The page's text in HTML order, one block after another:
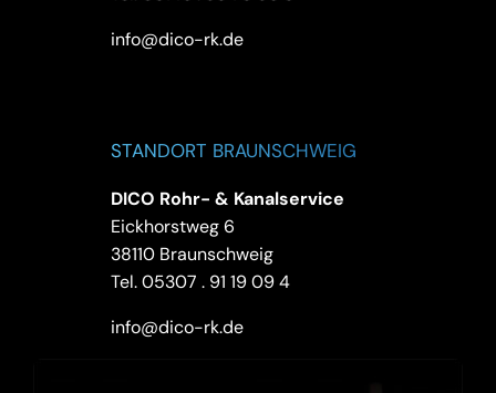
info@dico-rk.de
STANDORT BRAUNSCHWEIG
DICO Rohr- & Kanalservice
Eickhorstweg 6
38110 Braunschweig
Tel.05307 . 91 19 09 4
info@dico-rk.de